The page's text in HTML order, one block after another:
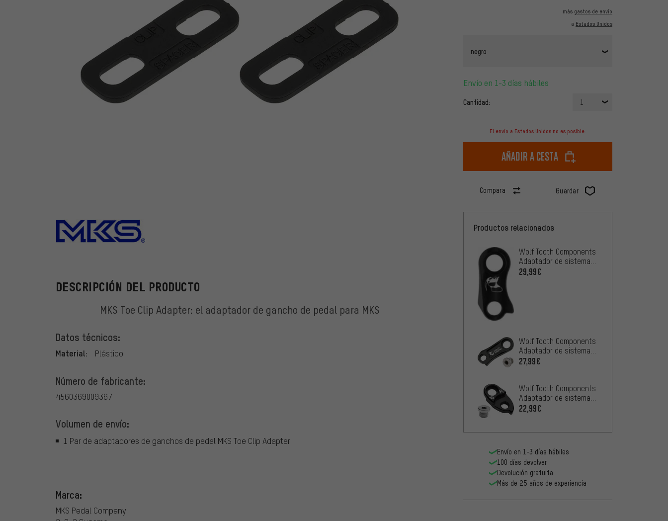
más gastos de envío
a Estados Unidos
negro
Envío en 1-3 días hábiles
Cantidad: 1
El envío a Estados Unidos no es posible.
Añadir a cesta
Compara Guardar
MKS
DESCRIPCIÓN DEL PRODUCTO
MKS Toe Clip Adapter: el adaptador de gancho de pedal para MKS
Datos técnicos:
Material: Plástico
Número de fabricante:
4560369009367
Volumen de envío:
1 Par de adaptadores de ganchos de pedal MKS Toe Clip Adapter
Marca:
MKS Pedal Company
Productos relacionados
Wolf Tooth Components
Adaptador de sistema
de cambios GoatLink
29,99€
Wolf Tooth Components
Adaptador de sistema
de cambios RoadLink DM
27,99€
Wolf Tooth Components
Adaptador de sistema
de cambios RoadLink
22,99€
Envío en 1-3 días hábiles
100 días devolver
Devolución gratuita
Más de 25 años de experiencia